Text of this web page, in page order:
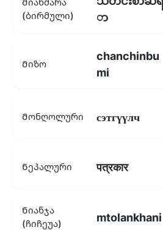
(ბირმული)
ာ
Მიზო
chanchinbu
mi
Მონღოლური сэтгүүлч
Ნეპალური पत्रकार
Ნიანჯა
(ჩიჩეუა)
mtolankhani